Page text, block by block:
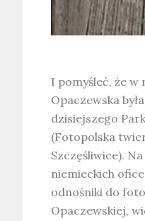
I pomyśleć, że w
Opaczewska
dzisiejszego
(Fotopolska
Szczęśliwice).
niemieckich
odnośniki do
Opaczewskiej,